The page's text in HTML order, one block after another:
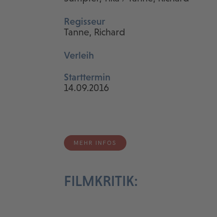
Regisseur
Tanne, Richard
Verleih
Starttermin
14.09.2016
MEHR INFOS
FILMKRITIK: